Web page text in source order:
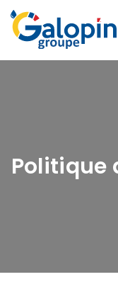
Aller directement
Aller directement
Politique